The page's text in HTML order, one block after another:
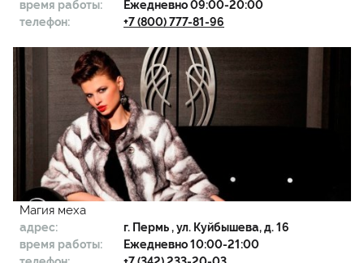
время работы:
Ежедневно 09:00-20:00
телефон:
+7 (800) 777-81-96
Магия меха
адрес: г. Пермь, ул. Куйбышева, д. 16
время работы:
Ежедневно 10:00-21:00